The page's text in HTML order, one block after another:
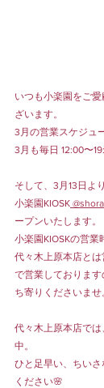
いつも小楽園をご
ざいます。
3月の営業スケジュ
3月も毎日 12:00〜
そして、3月13日より
小楽園KIOSK
ープンいたします。
小楽園KIOSKの営業
代々木上原本店と
で営業しておりま
ち寄りくださいませ
代々木上原本店で
中。
ひと足早い、ちい
ください🌸